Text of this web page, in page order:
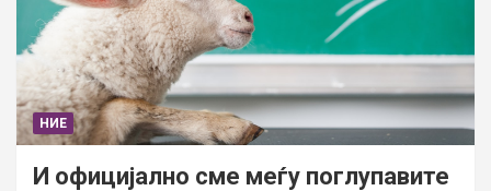
НИЕ
И официјално сме меѓу поглупавите